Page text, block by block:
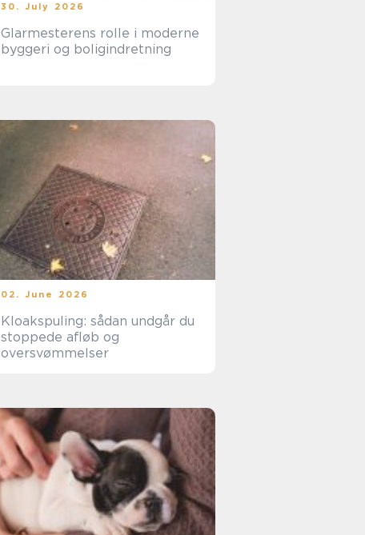
30. July 2026
Glarmesterens rolle i moderne
byggeri og boligindretning
02. June 2026
Kloakspuling: sådan undgår du
stoppede afløb og
oversvømmelser